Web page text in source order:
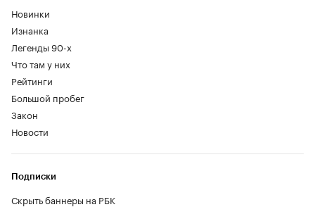
Новинки
Изнанка
Легенды 90-х
Что там у них
Рейтинги
Большой пробег
Закон
Новости
Подписки
Скрыть баннеры на РБК